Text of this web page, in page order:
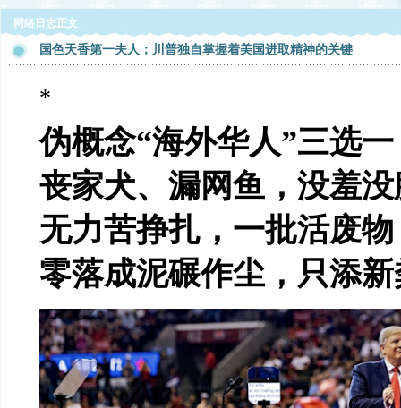
网络日志正文
国色天香第一夫人；川普独自掌握着美国进取精神的关键
*
伪概念“海外华人”三选
丧家犬、漏网鱼，没羞
无力苦挣扎，一批活废物
零落成泥碾作尘，只添